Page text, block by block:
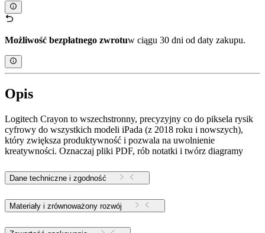
Możliwość bezpłatnego zwrotuw ciągu 30 dni od daty zakupu.
Opis
Logitech Crayon to wszechstronny, precyzyjny co do piksela rysik
cyfrowy do wszystkich modeli iPada (z 2018 roku i nowszych),
który zwiększa produktywność i pozwala na uwolnienie
kreatywności. Oznaczaj pliki PDF, rób notatki i twórz diagramy
Dane techniczne i zgodność
Materiały i zrównoważony rozwój